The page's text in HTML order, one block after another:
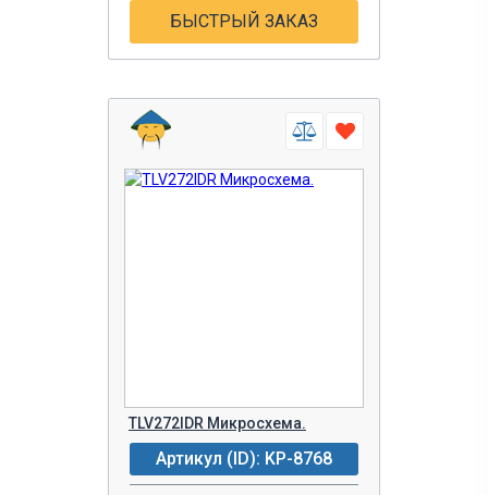
БЫСТРЫЙ ЗАКАЗ
TLV272IDR Микросхема.
Артикул (ID): KP-8768